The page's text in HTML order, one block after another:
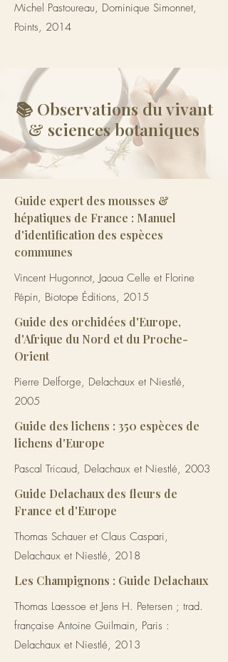
Michel Pastoureau, Dominique Simonnet,
Points, 2014
📚 Observations du vivant
& sciences botaniques
Guide expert des mousses &
hépatiques de France : Manuel
d'identification des espèces
communes
Vincent Hugonnot, Jaoua Celle et Florine
Pépin, Biotope Éditions, 2015
Guide des orchidées d'Europe,
d'Afrique du Nord et du Proche-
Orient
Pierre Delforge, Delachaux et Niestlé,
2005
Guide des lichens : 350 espèces de
lichens d'Europe
Pascal Tricaud, Delachaux et Niestlé, 2003
Guide Delachaux des fleurs de
France et d'Europe
Thomas Schauer et Claus Caspari,
Delachaux et Niestlé, 2018
Les Champignons : Guide Delachaux
Thomas Laessoe et Jens H. Petersen ; trad.
française Antoine Guilmain, Paris :
Delachaux et Niestlé, 2013